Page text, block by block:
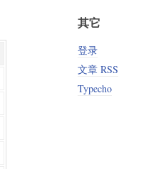
其它
登录
文章 RSS
Typecho